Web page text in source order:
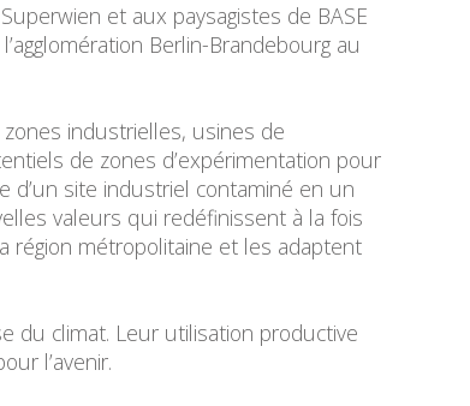
et aux paysagistes de BASE
Berlin-Brandebourg au
industrielles, usines de
de zones d’expérimentation pour
site industriel contaminé en un
valeurs qui redéfinissent à la fois
région métropolitaine et les adaptent
climat. Leur utilisation productive
l’avenir.